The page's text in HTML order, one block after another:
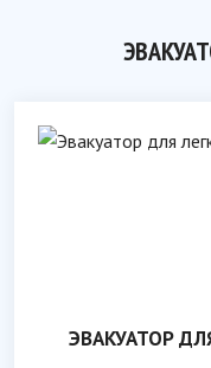
ЭВАКУАТОР